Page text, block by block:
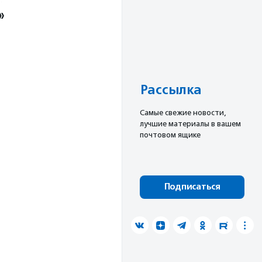
Рассылка
Cамые свежие новости,
лучшие материалы в вашем
почтовом ящике
Подписаться